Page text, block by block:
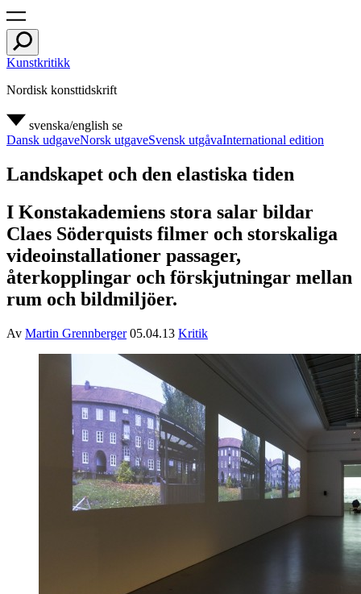
Kunstkritikk
Nordisk konsttidskrift
svenska/english se
Dansk udgaveNorsk utgaveSvensk utgåvaInternational edition
Landskapet och den elastiska tiden
I Konstakademiens stora salar bildar
Claes Söderquists filmer och storskaliga
videoinstallationer passager,
återkopplingar och förskjutningar mellan
rum och bildmiljöer.
Av Martin Grennberger 05.04.13 Kritik